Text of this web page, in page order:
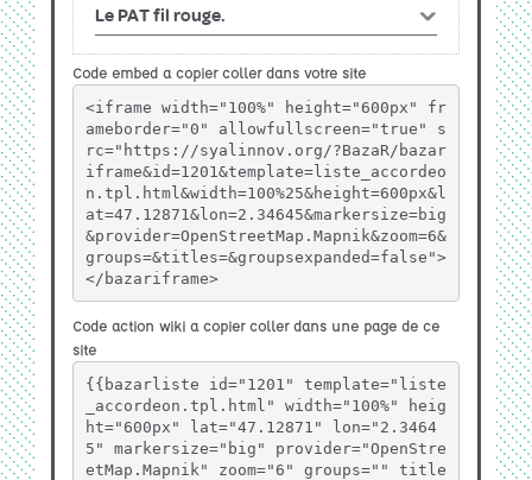
Code embed a copier coller dans votre site
<iframe width="100%" height="600px" fr
ameborder="0" allowfullscreen="true" s
rc="https://syalinnov.org/?BazaR/bazar
iframe&id=1201&template=liste_accordeo
n.tpl.html&width=100%25&height=600px&l
at=47.12871&lon=2.34645&markersize=big
&provider=OpenStreetMap.Mapnik&zoom=6&
groups=&titles=&groupsexpanded=false">
</bazariframe>
Code action wiki a copier coller dans une page de ce
site
{{bazarliste id="1201" template="liste
_accordeon.tpl.html" width="100%" heig
ht="600px" lat="47.12871" lon="2.3464
5" markersize="big" provider="OpenStre
etMap.Mapnik" zoom="6" groups="" title